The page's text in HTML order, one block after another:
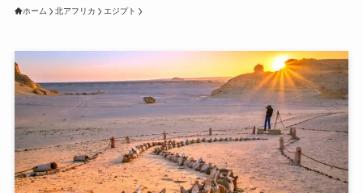
ホーム 北アフリカ エジプト